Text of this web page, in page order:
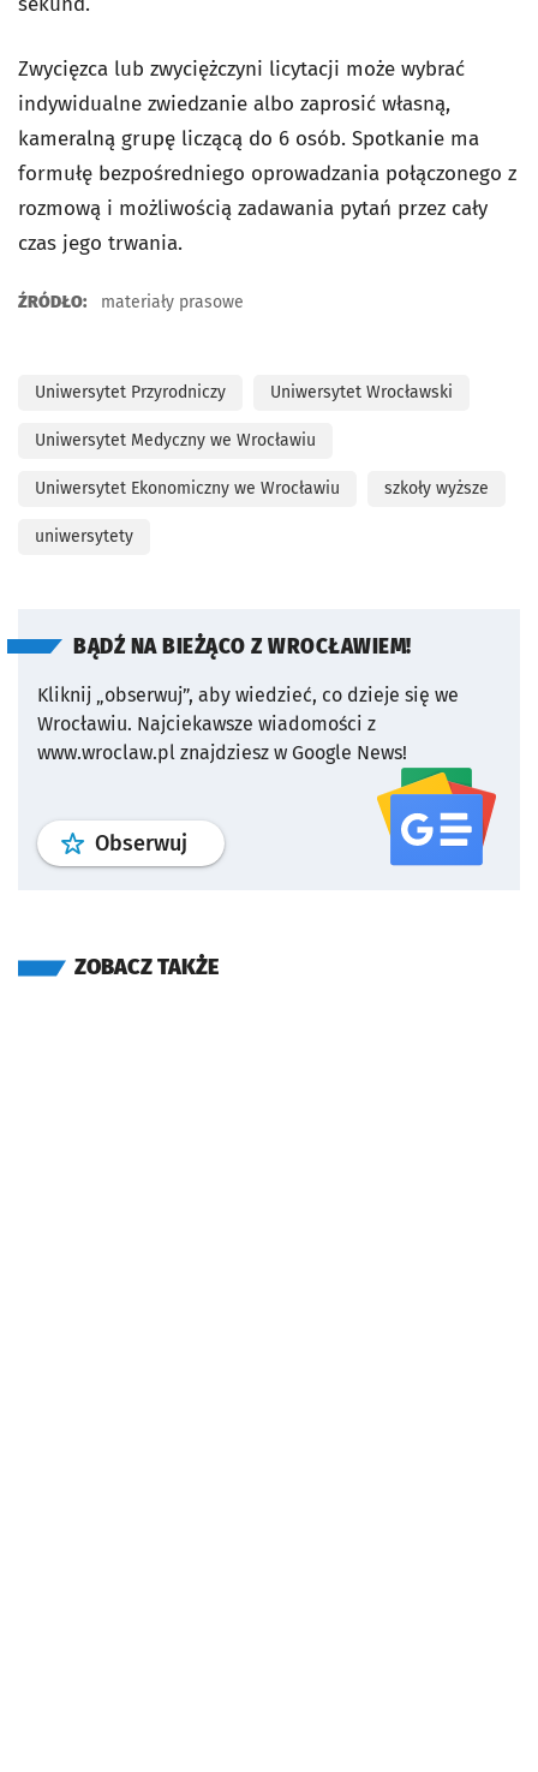
Zwycięzca lub zwyciężczyni licytacji może wybrać
indywidualne zwiedzanie albo zaprosić własną,
kameralną grupę liczącą do 6 osób. Spotkanie ma
formułę bezpośredniego oprowadzania połączonego z
rozmową i możliwością zadawania pytań przez cały
czas jego trwania.
ŹRÓDŁO: materiały prasowe
Uniwersytet Przyrodniczy Uniwersytet Wrocławski
Uniwersytet Medyczny we Wrocławiu
Uniwersytet Ekonomiczny we Wrocławiu szkoły wyższe
uniwersytety
BĄDŹ NA BIEŻĄCO Z WROCŁAWIEM!
Kliknij „obserwuj”, aby wiedzieć, co dzieje się we
Wrocławiu. Najciekawsze wiadomości z
www.wroclaw.pl znajdziesz w Google News!
Obserwuj profil serwisu
ZOBACZ TAKŻE